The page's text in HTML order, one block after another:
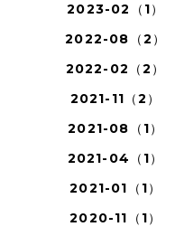
2023-02（1）
2022-08（2）
2022-02（2）
2021-11（2）
2021-08（1）
2021-04（1）
2021-01（1）
2020-11（1）